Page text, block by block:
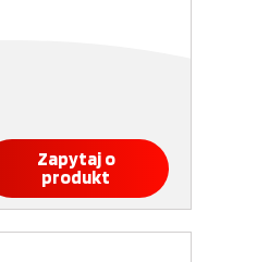
Zapytaj o
produkt